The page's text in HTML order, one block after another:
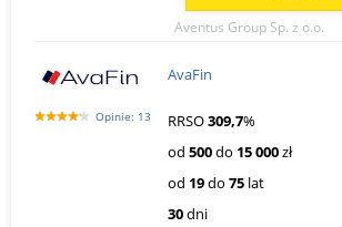
Aventus Group Sp. z o.o.
Opinie: 13
AvaFin
RRSO309,7%
od 500do 15 000zł
od 19do 75 lat
30dni